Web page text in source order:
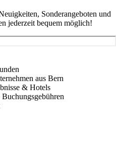
Sonderangeboten und
jederzeit bequem möglich!
aus Bern
& Hotels